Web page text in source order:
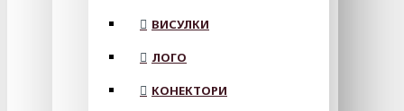
ВИСУЛКИ
ЛОГО
КОНЕКТОРИ